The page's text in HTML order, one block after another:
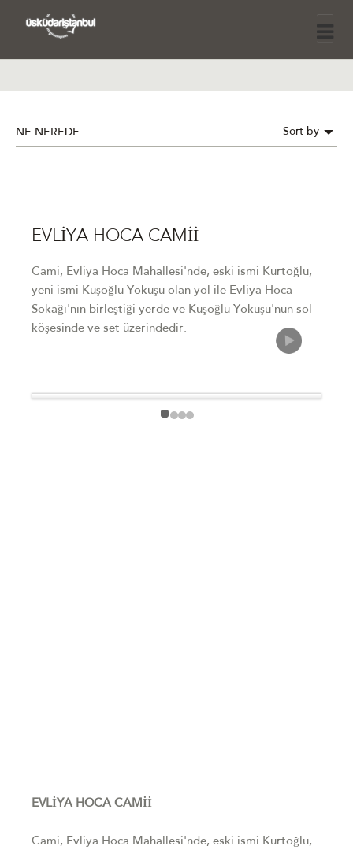
NE NEREDE Sort by
EVLİYA HOCA CAMİİ
Cami, Evliya Hoca Mahallesi'nde, eski ismi Kurtoğlu,
yeni ismi Kuşoğlu Yokuşu olan yol ile Evliya Hoca
Sokağı'nın birleştiği yerde ve Kuşoğlu Yokuşu'nun sol
köşesinde ve set üzerindedir.
EVLİYA HOCA CAMİİ
Cami, Evliya Hoca Mahallesi'nde, eski ismi Kurtoğlu,